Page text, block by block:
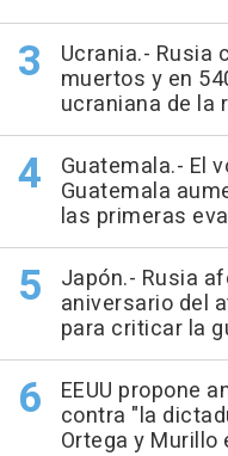
Ucrania.- Rusia
muertos y en
ucraniana de la
Guatemala.- El
Guatemala
las primeras
Japón.- Rusia
aniversario del
para criticar la
EEUU propone
contra "la
Ortega y Murillo